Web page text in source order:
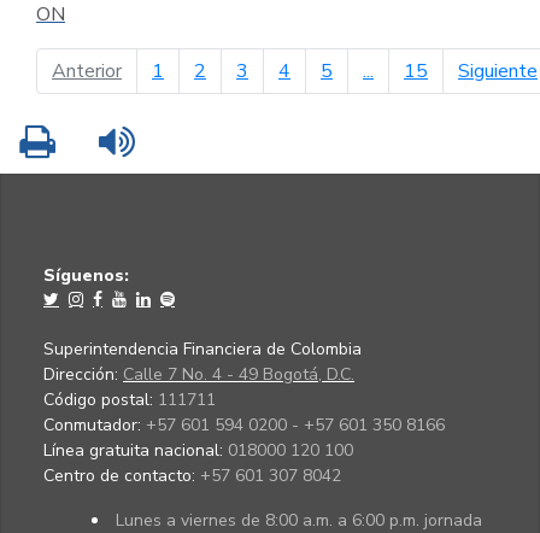
ON
Anteriorpágina anterior
1 2 3 4 5 ... 15 Siguiente
Imprimir
Síguenos:
Superintendencia Financiera de Colombia
Dirección: Calle 7 No. 4 - 49 Bogotá, D.C.
Código postal: 111711
Conmutador: +57 601 594 0200 - +57 601 350 8166
Línea gratuita nacional: 018000 120 100
Centro de contacto: +57 601 307 8042
Lunes a viernes de 8:00 a.m. a 6:00 p.m. jornada